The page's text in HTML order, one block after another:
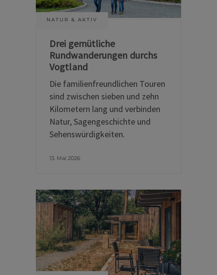
NATUR & AKTIV
Drei gemütliche
Rundwanderungen durchs
Vogtland
Die familienfreundlichen Touren
sind zwischen sieben und zehn
Kilometern lang und verbinden
Natur, Sagengeschichte und
Sehenswürdigkeiten.
13. Mai 2026